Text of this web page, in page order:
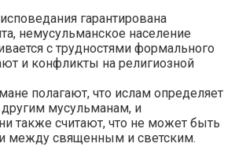
гарантирована
немусульманское население
с трудностями формального
и конфликты на религиозной
полагают, что ислам определяет
мусульманам, и
также считают, что не может быть
между священным и светским.